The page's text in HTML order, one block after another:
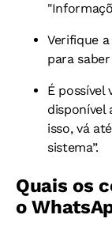
Verifique
para
É possível
disponível
isso, vá
sistema”.
Quais os
o